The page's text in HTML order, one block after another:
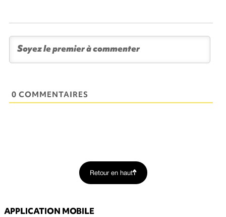
0 COMMENTAIRES
Retour en haut
APPLICATION MOBILE